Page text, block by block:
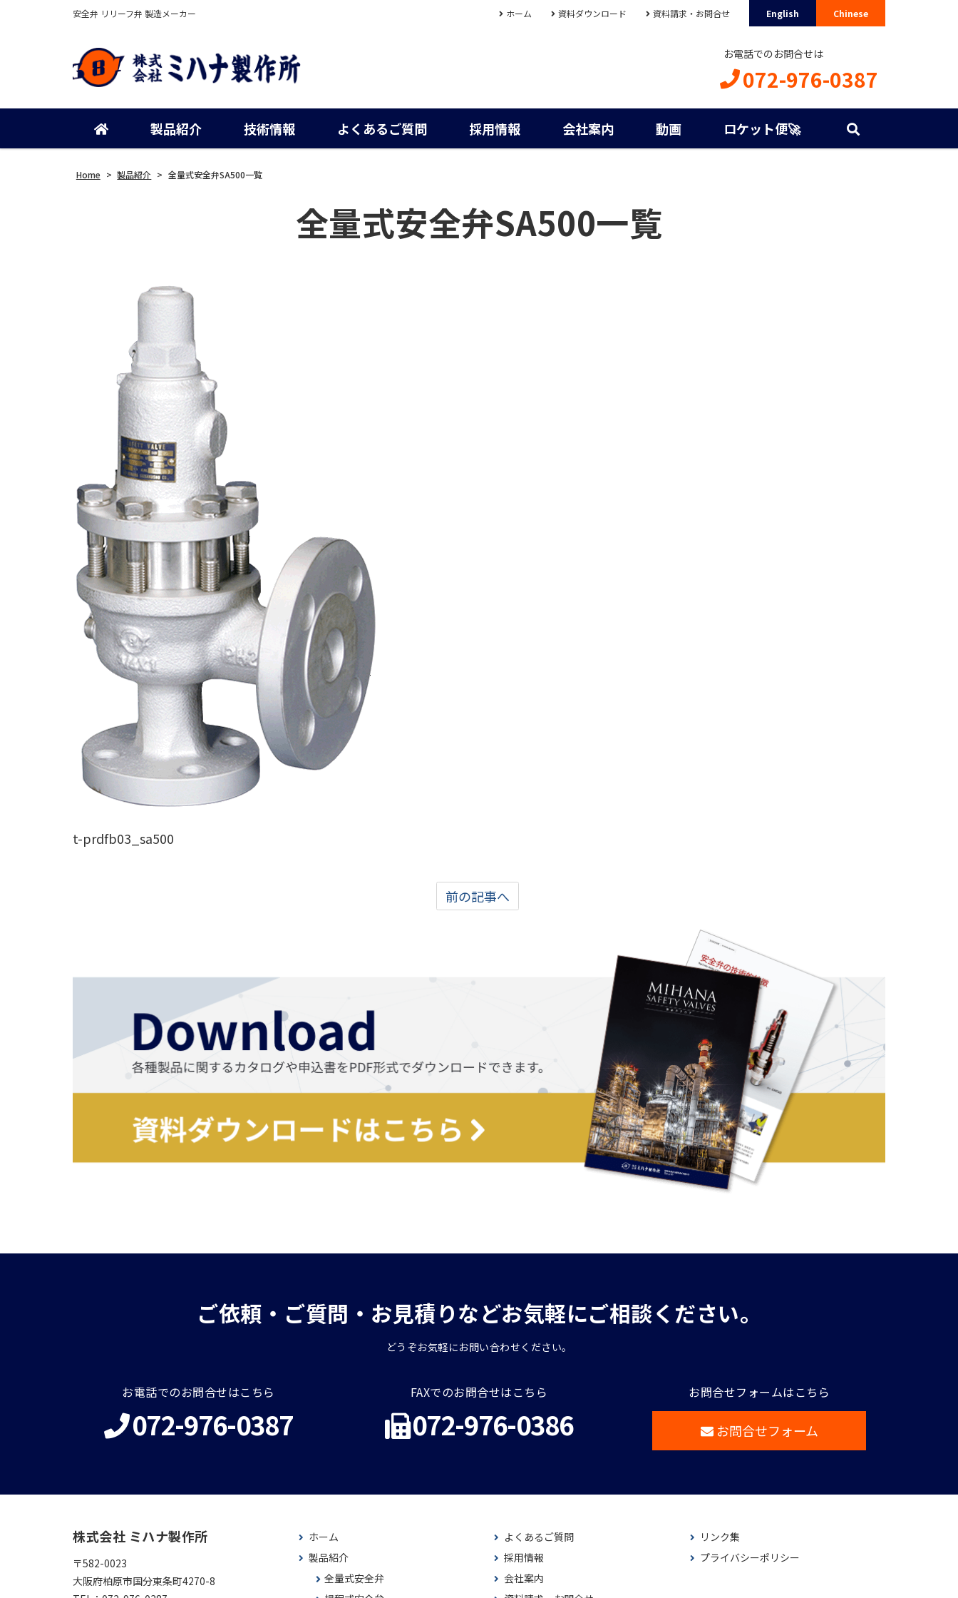
安全弁 リリーフ弁 製造メーカー ホーム 資料ダウンロード 資料請求・お問合せ English Chinese
お電話でのお問合せは
072-976-0387
製品紹介 技術情報 よくあるご質問 採用情報 会社案内 動画 ロケット便🚀
Home > 製品紹介 > 全量式安全弁SA500一覧
全量式安全弁SA500一覧
t-prdfb03_sa500
前の記事へ
ご依頼・ご質問・お見積りなどお気軽にご相談ください。
どうぞお気軽にお問い合わせください。
お電話でのお問合せはこちら
072-976-0387
FAXでのお問合せはこちら
072-976-0386
お問合せフォームはこちら
お問合せフォーム
株式会社 ミハナ製作所
〒582-0023
大阪府柏原市国分東条町4270-8
ホーム
製品紹介
全量式安全弁
よくあるご質問
採用情報
会社案内
リンク集
プライバシーポリシー